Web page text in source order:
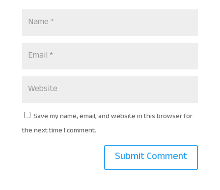
Save my name, email, and website in this browser for
the next time I comment.